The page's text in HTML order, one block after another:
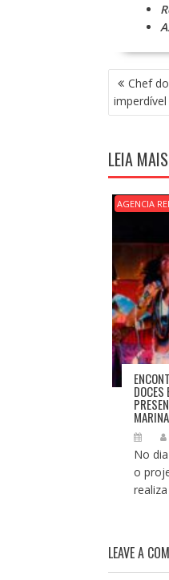
N
A
V
G
A
Ç
Ã
O
P
O
S
T
Chef
imperdível
LEIA
AGENCIA
DOCES
No
o
LEAVE A